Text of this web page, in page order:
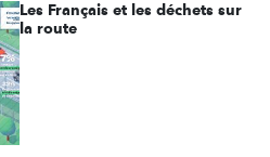
Les Français et les déchets sur
la route